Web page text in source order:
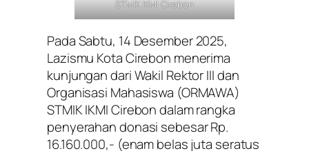
STMIK IKMI Cirebon
Pada Sabtu, 14 Desember 2025,
Lazismu Kota Cirebon menerima
kunjungan dari Wakil Rektor III dan
Organisasi Mahasiswa (ORMAWA)
STMIK IKMI Cirebon dalam rangka
penyerahan donasi sebesar Rp.
16.160.000,- (enam belas juta seratus